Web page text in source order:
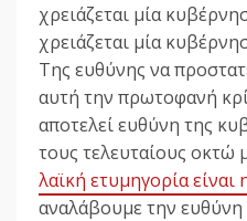
χρειάζεται μία
χρειάζεται μία
Της ευθύνης να
αυτή την πρωτοφανή
αποτελεί ευθύνη της
τους τελευταίους
λαϊκή ετυμηγορία είναι
αναλάβουμε την